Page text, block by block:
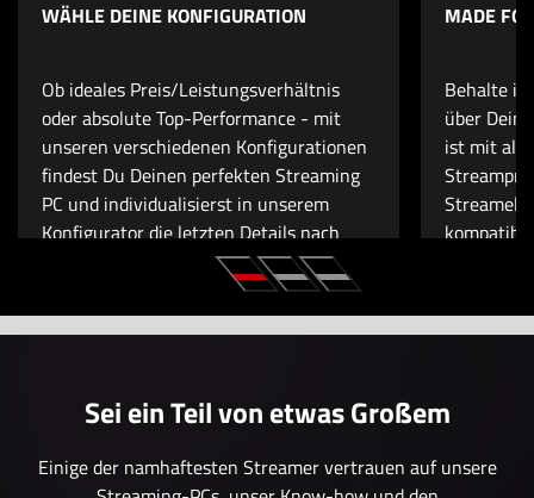
WÄHLE DEINE KONFIGURATION
Ob ideales Preis/Leistungsverhältnis
oder absolute Top-Performance - mit
unseren verschiedenen Konfigurationen
findest Du Deinen perfekten Streaming
PC und individualisierst in unserem
Konfigurator die letzten Details nach
Deinen Vorstellungen.
MADE
Behalte
über
ist mit
Sei ein Teil von etwas Großem
Einige der namhaftesten Streamer vertrauen auf unsere